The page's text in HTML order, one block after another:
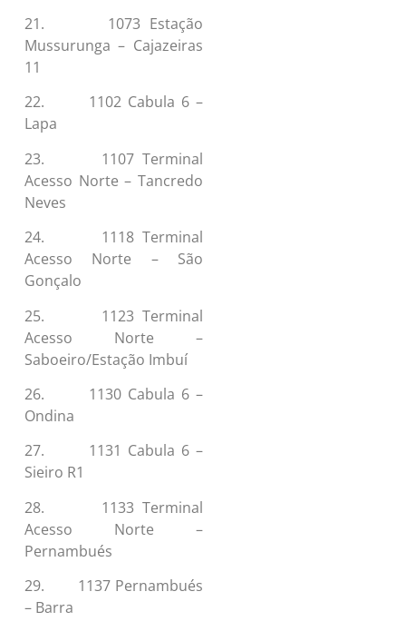
21. 1073 Estação
Mussurunga – Cajazeiras
11
22. 1102 Cabula 6 –
Lapa
23. 1107 Terminal
Acesso Norte – Tancredo
Neves
24. 1118 Terminal
Acesso Norte – São
Gonçalo
25. 1123 Terminal
Acesso Norte –
Saboeiro/Estação Imbuí
26. 1130 Cabula 6 –
Ondina
27. 1131 Cabula 6 –
Sieiro R1
28. 1133 Terminal
Acesso Norte –
Pernambués
29. 1137 Pernambués
– Barra